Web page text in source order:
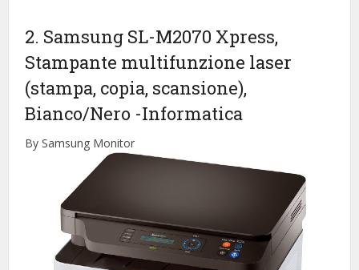
2. Samsung SL-M2070 Xpress,
Stampante multifunzione laser
(stampa, copia, scansione),
Bianco/Nero -Informatica
By Samsung Monitor